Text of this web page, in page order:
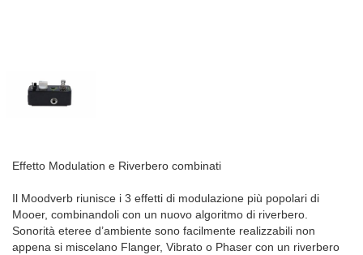
Effetto Modulation e Riverbero combinati
Il Moodverb riunisce i 3 effetti di modulazione più popolari di
Mooer, combinandoli con un nuovo algoritmo di riverbero.
Sonorità eteree d’ambiente sono facilmente realizzabili non
appena si miscelano Flanger, Vibrato o Phaser con un riverbero